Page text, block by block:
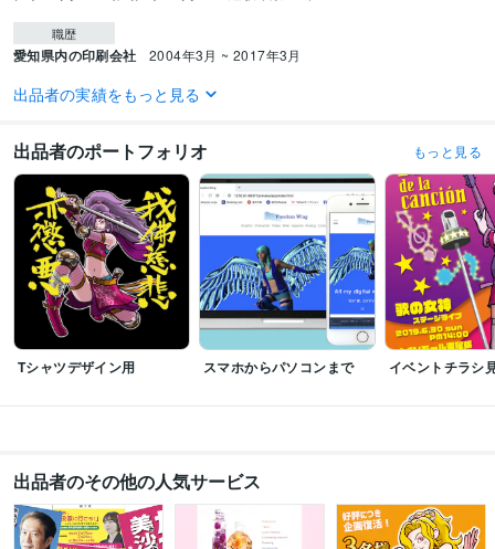
職歴
愛知県内の印刷会社 2004年3月 ~ 2017年3月
受賞歴
資格・検定
MUD協会・メディア・ユニバーサルデザイン・2級ディレクター
取得年 :
2015年
JADP認定メンタル心理カウンセラー 取得年 : 2018年
JADP認定上級心理カウンセラー 取得年 : 2018年
上級心理カウンセラー 取得年 : 2018年
プログラミング言語・フレームワーク
CSS:6年HTML:6年JavaScript:6年
ビジネス・クリエイティブツール
Adobe Photoshop:25年Adobe Premiere Pro:5年Adobe Illustrator:25年
その他ツール
Dreamweaver:6年
出品者の実績をもっと見る
出品者のポートフォリオ もっと見る
Tシャツデザイン用 スマホからパソコンまで イベントチラシ
出品者のその他の人気サービス